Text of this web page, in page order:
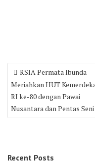
Post
navigation
RSIA Permata Ibunda
Meriahkan HUT
RI ke-80 dengan Pawai
Nusantara dan Pentas Seni
Recent Posts